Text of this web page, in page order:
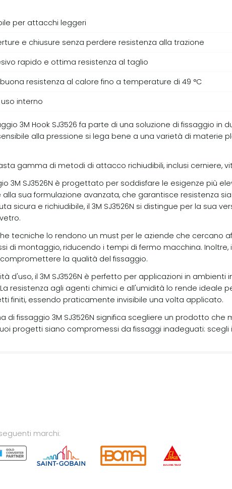
per attacchi leggeri
e chiusure senza perdere resistenza alla trazione
rapido e ottima resistenza al taglio
resistenza al calore fino a temperature di 49 °C
interno
3M Hook SJ3526 fa parte di una soluzione di fissaggio
alla pressione si lega bene a una varietà di materie
gamma di metodi di attacco richiudibili, inclusi cerniere,
3M SJ3526N è progettato per soddisfare le esigenze più
alla sua formulazione avanzata, che garantisce resistenza
sicura e richiudibile, il 3M SJ3526N si distingue per la sua
tecniche lo rendono un must per le aziende che cercano
di montaggio, riducendo i tempi di fermo macchina.
la qualità del fissaggio.
d'uso, il 3M SJ3526N è perfetto per applicazioni in
resistenza agli agenti chimici e all'umidità lo rende ideale
finiti, essendo praticamente invisibile una volta applicato.
di fissaggio 3M SJ3526N significa scegliere un prodotto
progetti siano compromessi da fissaggi inadeguati: scegli
marchi: